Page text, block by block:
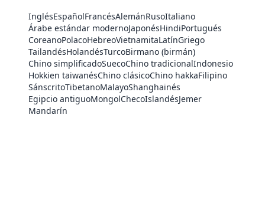
InglésEspañolFrancésAlemánRusoItaliano
Árabe estándar modernoJaponésHindiPortugués
CoreanoPolacoHebreoVietnamitaLatínGriego
TailandésHolandésTurcoBirmano (birmán)
Chino simplificadoSuecoChino tradicionalIndonesio
Hokkien taiwanésChino clásicoChino hakkaFilipino
SánscritoTibetanoMalayoShanghainés
Egipcio antiguoMongolChecoIslandésJemer
Mandarín